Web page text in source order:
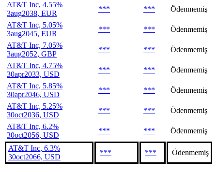
AT&T Inc, 4.55%
3aug2038, EUR
*** ***
Ödenmemiş
AT&T Inc, 5.05%
3aug2045, EUR
*** ***
Ödenmemiş
AT&T Inc, 7.05%
3aug2052, GBP
*** ***
Ödenmemiş
AT&T Inc, 4.75%
30apr2033, USD
*** ***
Ödenmemiş
AT&T Inc, 5.85%
30apr2046, USD
*** ***
Ödenmemiş
AT&T Inc, 5.25%
30oct2036, USD
*** ***
Ödenmemiş
AT&T Inc, 6.2%
30oct2056, USD
*** *** Ödenmemiş
AT&T Inc, 6.3%
30oct2066, USD
*** *** Ödenmemiş